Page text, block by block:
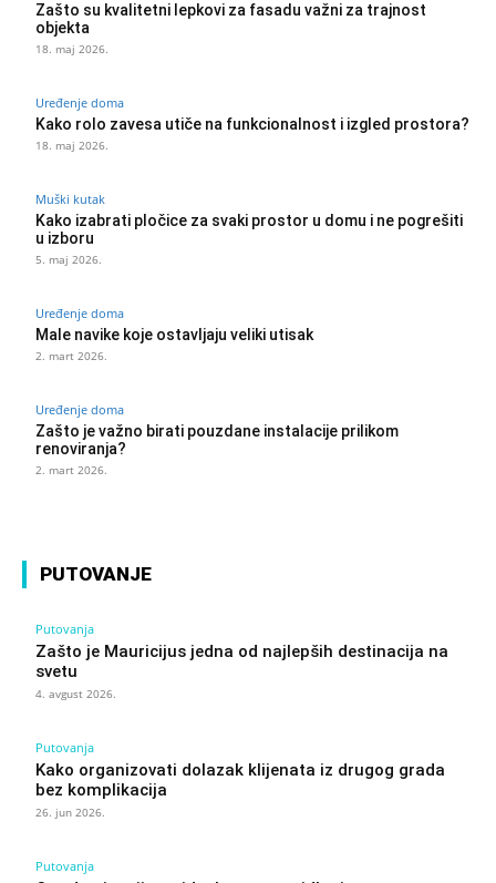
Zašto su kvalitetni lepkovi za fasadu važni za trajnost
objekta
18. maj 2026.
Uređenje doma
Kako rolo zavesa utiče na funkcionalnost i izgled prostora?
18. maj 2026.
Muški kutak
Kako izabrati pločice za svaki prostor u domu i ne pogrešiti
u izboru
5. maj 2026.
Uređenje doma
Male navike koje ostavljaju veliki utisak
2. mart 2026.
Uređenje doma
Zašto je važno birati pouzdane instalacije prilikom
renoviranja?
2. mart 2026.
PUTOVANJE
Putovanja
Zašto je Mauricijus jedna od najlepših destinacija na
svetu
4. avgust 2026.
Putovanja
Kako organizovati dolazak klijenata iz drugog grada
bez komplikacija
26. jun 2026.
Putovanja